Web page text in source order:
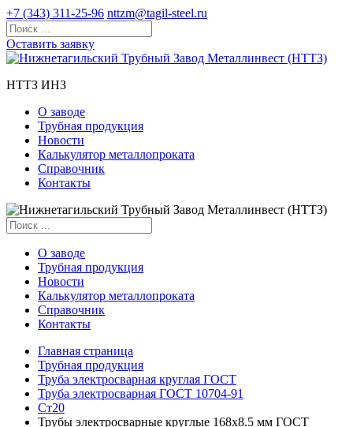
+7 (343) 311-25-96 nttzm@tagil-steel.ru
Оставить заявку
НТТЗ ИНЗ
О заводе
Трубная продукция
Новости
Калькулятор металлопроката
Справочник
Контакты
О заводе
Трубная продукция
Новости
Калькулятор металлопроката
Справочник
Контакты
Главная страница
Трубная продукция
Труба электросварная круглая ГОСТ
Труба электросварная ГОСТ 10704-91
Ст20
Трубы электросварные круглые 168x8.5 мм ГОСТ